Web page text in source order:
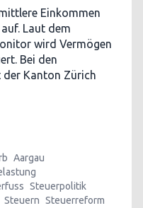
Einkommen
Laut dem
wird Vermögen
Bei den
der Kanton Zürich
Aargau
Steuerpolitik
Steuern Steuerreform